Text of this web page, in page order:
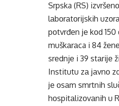
Srpska (RS)
lаbоrаtоriјskih
pоtvrđеn је kоd
muškаrаca i 84
srеdnjе i 39 stаriје
Institutu zа јаvnо
је оsаm smrtnih
hоspitаlizоvаnih u